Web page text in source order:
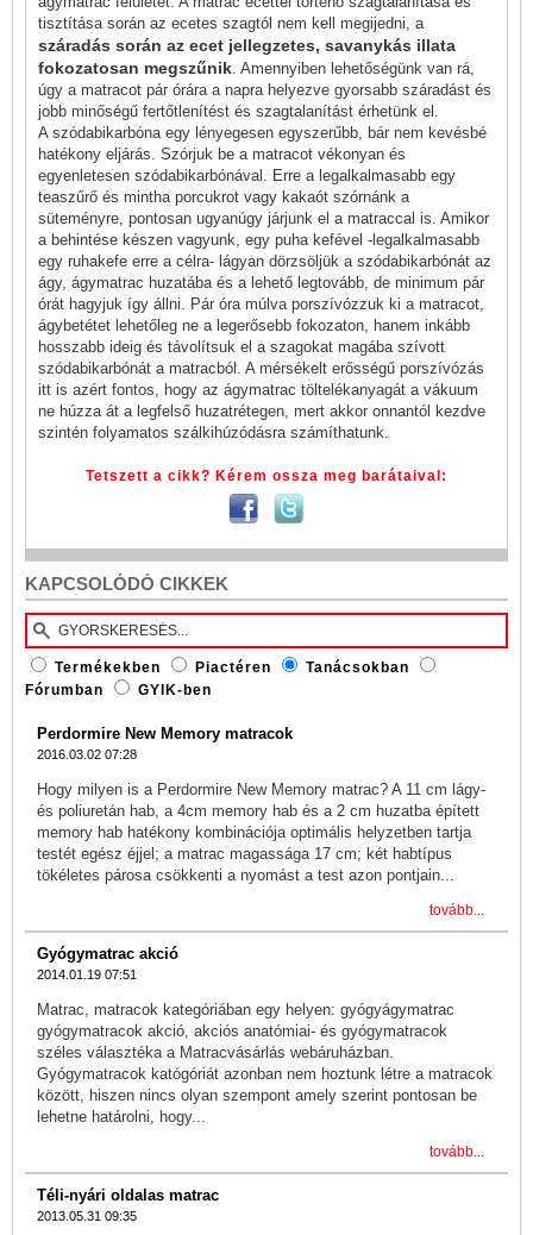
tisztítása során az ecetes szagtól nem kell megijedni, a
száradás során az ecet jellegzetes, savanykás illata
fokozatosan megszűnik . Amennyiben lehetőségünk van rá,
úgy a matracot pár órára a napra helyezve gyorsabb száradást és
jobb minőségű fertőtlenítést és szagtalanítást érhetünk el.
A szódabikarbóna egy lényegesen egyszerűbb, bár nem kevésbé
hatékony eljárás. Szórjuk be a matracot vékonyan és
egyenletesen szódabikarbónával. Erre a legalkalmasabb egy
teaszűrő és mintha porcukrot vagy kakaót szórnánk a
süteményre, pontosan ugyanúgy járjunk el a matraccal is. Amikor
a behintése készen vagyunk, egy puha kefével -legalkalmasabb
egy ruhakefe erre a célra- lágyan dörzsöljük a szódabikarbónát az
ágy, ágymatrac huzatába és a lehető legtovább, de minimum pár
órát hagyjuk így állni. Pár óra múlva porszívózzuk ki a matracot,
ágybetétet lehetőleg ne a legerősebb fokozaton, hanem inkább
hosszabb ideig és távolítsuk el a szagokat magába szívott
szódabikarbónát a matracból. A mérsékelt erősségű porszívózás
itt is azért fontos, hogy az ágymatrac töltelékanyagát a vákuum
ne húzza át a legfelső huzatrétegen, mert akkor onnantól kezdve
szintén folyamatos szálkihúzódásra számíthatunk.
Tetszett a cikk? Kérem ossza meg barátaival:
KAPCSOLÓDÓ CIKKEK
Termékekben Piactéren
Tanácsokban
Fórumban
GYIK-ben
Perdormire New Memory matracok
2016.03.02 07:28
Hogy milyen is a Perdormire New Memory matrac? A 11 cm lágy-
és poliuretán hab, a 4cm memory hab és a 2 cm huzatba épített
memory hab hatékony kombinációja optimális helyzetben tartja
testét egész éjjel; a matrac magassága 17 cm; két habtípus
tökéletes párosa csökkenti a nyomást a test azon pontjain...
tovább...
Gyógymatrac akció
2014.01.19 07:51
Matrac, matracok kategóriában egy helyen: gyógyágymatrac
gyógymatracok akció, akciós anatómiai- és gyógymatracok
széles választéka a Matracvásárlás webáruházban.
Gyógymatracok katógóriát azonban nem hoztunk létre a matracok
között, hiszen nincs olyan szempont amely szerint pontosan be
lehetne határolni, hogy...
tovább...
Téli-nyári oldalas matrac
2013.05.31 09:35